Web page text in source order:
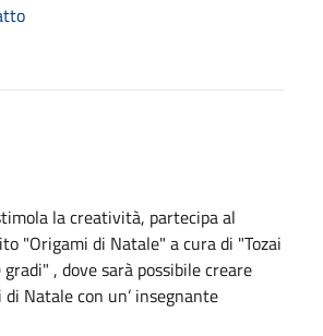
la creatività, partecipa al
"Origami di Natale" a cura di "Tozai
, dove sarà possibile creare
Natale con un’ insegnante